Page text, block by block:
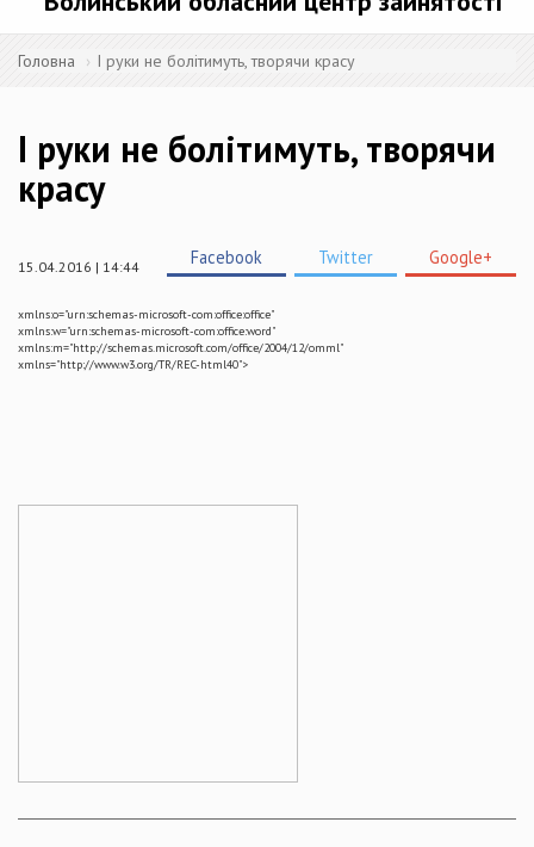
Головна І руки не болітимуть, творячи красу
І руки не болітимуть, творячи
красу
15.04.2016 | 14:44 Facebook Twitter Google+
xmlns:o="urn:schemas-microsoft-com:office:office"
xmlns:w="urn:schemas-microsoft-com:office:word"
xmlns:m="http://schemas.microsoft.com/office/2004/12/omml"
xmlns="http://www.w3.org/TR/REC-html40">